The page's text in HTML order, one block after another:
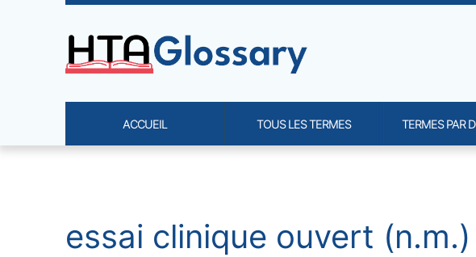
Navigation and related functionality
essai clinique ouvert (n.m.)
Site identity, navigation, etc.
ACCUEIL TOUS LES TERMES TERMES PAR